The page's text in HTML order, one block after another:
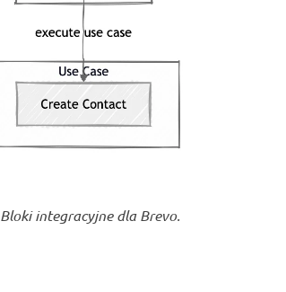
Bloki integracyjne dla Brevo.